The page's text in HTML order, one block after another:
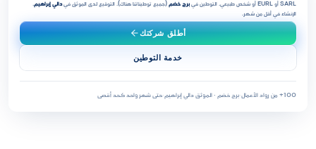
SARL أو EURL أو شخص طبيعي. التوطين في برج خضم (جميع توطيناتنا هناك). التوقيع لدى الموثق فيدالي إبراهيم.
الإنشاء في أقل من شهر.
أطلق شركتك
خدمة التوطين
100+ من رواد الأعمال ·برج خضم · الموثق دالي إبراهيم·حتى شهر واحد كحد أقصى